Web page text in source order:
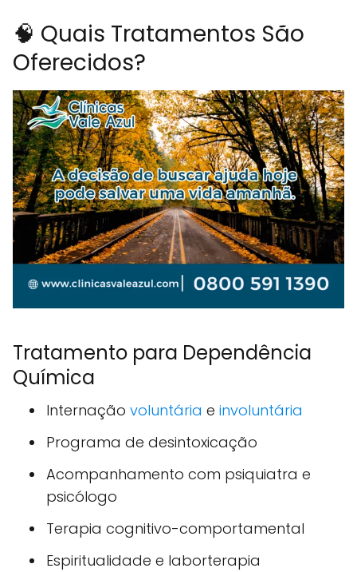
🧠 Quais Tratamentos São
Oferecidos?
Tratamento para Dependência
Química
Internação voluntária e involuntária
Programa de desintoxicação
Acompanhamento com psiquiatra e
psicólogo
Terapia cognitivo-comportamental
Espiritualidade e laborterapia